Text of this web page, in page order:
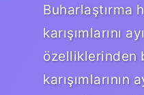
Buharlaştırma
karışımlarını
özelliklerinden
karışımlarının